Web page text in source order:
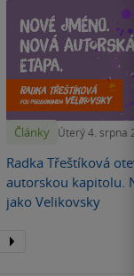
Články Úterý 4. srpna
Radka Třeštíková
autorskou kapitolu.
jako Velikovsky